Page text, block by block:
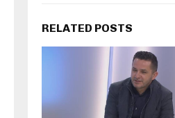
RELATED POSTS